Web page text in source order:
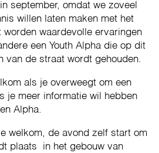
september, omdat we zoveel
willen laten maken met het
worden waardevolle ervaringen
een Youth Alpha die op dit
van de straat wordt gehouden.
als je overweegt om een
je meer informatie wil hebben
Alpha.
welkom, de avond zelf start om
plaats in het gebouw van